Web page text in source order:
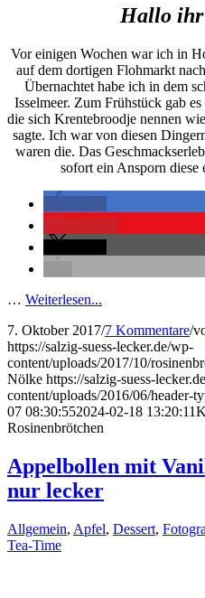
Hallo
Vor einigen Wochen war ich in
auf dem dortigen Flohmarkt
Übernachtet habe ich in dem
Isselmeer. Zum Frühstück gab
die sich Krentebroodje nennen
sagte. Ich war von diesen
waren die. Das
sofort ein Ansporn diese
… Weiterlesen...
7. Oktober 2017/7 Kommentare/
https://salzig-suess-lecker.de/wp-
content/uploads/2017/10/
Nölke https://salzig-suess-
content/uploads/2016/06/header-
07 08:30:552024-02-18 13:20:11
Rosinenbrötchen
Appelbollen mit
nur lecker
Allgemein, Apfel, Dessert,
Tea-Time